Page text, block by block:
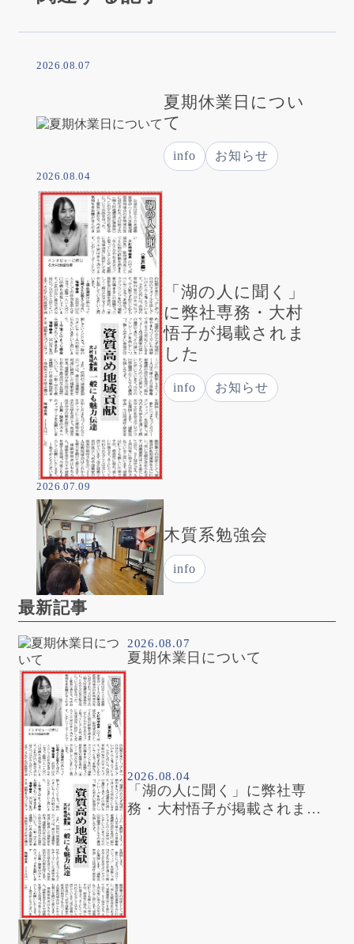
2026.08.07
夏期休業日につい
て
info お知らせ
2026.08.04
「湖の人に聞く」
に弊社専務・大村
悟子が掲載されま
した
info お知らせ
2026.07.09
木質系勉強会
info
最新記事
2026.08.07
夏期休業日について
2026.08.04
「湖の人に聞く」に弊社専
務・大村悟子が掲載されまし